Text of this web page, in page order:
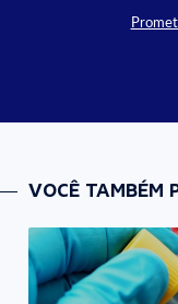
VOCÊ TAMBÉM